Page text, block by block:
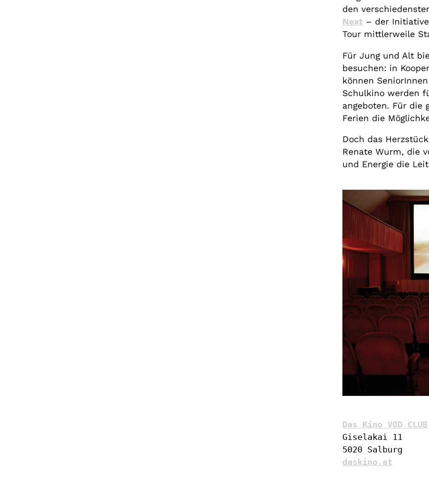
den
Next – der
Tour mittlerweile
Für Jung und Alt
besuchen: in
können
Schulkino werden
angeboten. Für die
Ferien die
Doch das
Renate Wurm, die
und Energie die
Das Kino VOD CLUB
Giselakai 11
daskino.at